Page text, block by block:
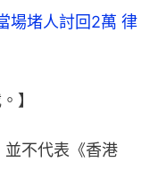
場堵人討回2萬 律
】
並不代表《香港